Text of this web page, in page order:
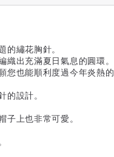
繡花胸針。
出充滿夏日氣息的圓環。
您也能順利度過今年炎熱的
設計。
上也非常可愛。